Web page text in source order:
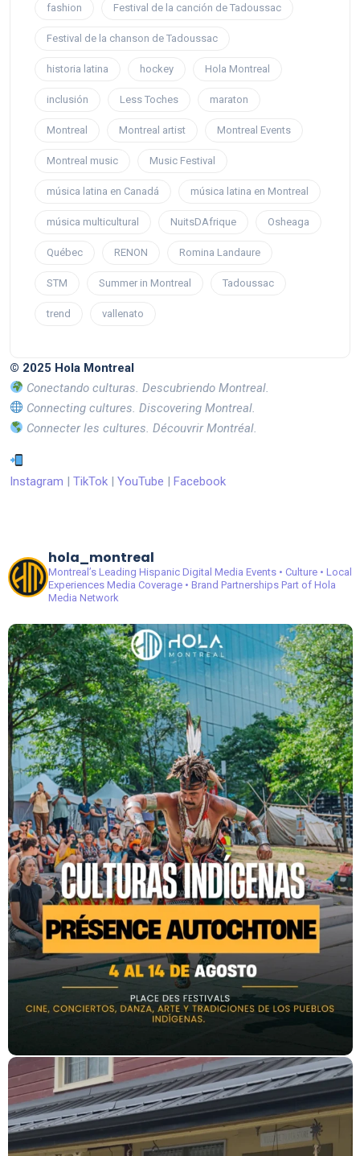
fashion Festival de la canción de Tadoussac
Festival de la chanson de Tadoussac
historia latina hockey Hola Montreal
inclusión Less Toches maraton
Montreal Montreal artist Montreal Events
Montreal music Music Festival
música latina en Canadá música latina en Montreal
música multicultural NuitsDAfrique Osheaga
Québec RENON Romina Landaure
STM Summer in Montreal Tadoussac
trend vallenato
© 2025 Hola Montreal
Conectando culturas. Descubriendo Montreal.
Connecting cultures. Discovering Montreal.
Connecter les cultures. Découvrir Montréal.
Instagram | TikTok | YouTube | Facebook
hola_montreal
Montreal’s Leading Hispanic Digital Media Events • Culture • Local
ExperiencesMedia Coverage • Brand PartnershipsPart of Hola
Media Network